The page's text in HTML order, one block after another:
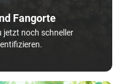
Fangorte
jetzt noch schneller